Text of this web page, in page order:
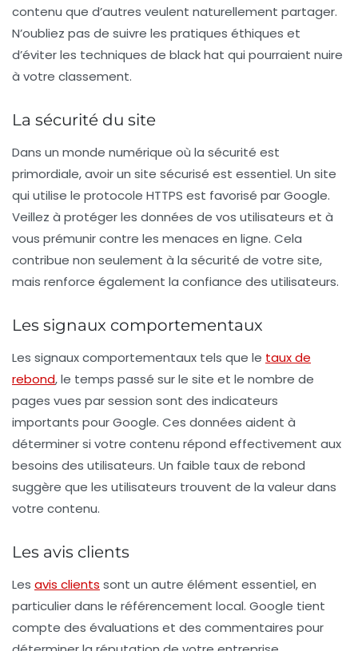
contenu que d’autres veulent naturellement partager.
N’oubliez pas de suivre les pratiques éthiques et
d’éviter les techniques de black hat qui pourraient nuire
à votre classement.
La sécurité du site
Dans un monde numérique où la sécurité est
primordiale, avoir un site sécurisé est essentiel. Un site
qui utilise le protocole HTTPS est favorisé par Google.
Veillez à protéger les données de vos utilisateurs et à
vous prémunir contre les menaces en ligne. Cela
contribue non seulement à la sécurité de votre site,
mais renforce également la confiance des utilisateurs.
Les signaux comportementaux
Les signaux comportementaux tels que le taux de
rebond, le temps passé sur le site et le nombre de
pages vues par session sont des indicateurs
importants pour Google. Ces données aident à
déterminer si votre contenu répond effectivement aux
besoins des utilisateurs. Un faible taux de rebond
suggère que les utilisateurs trouvent de la valeur dans
votre contenu.
Les avis clients
Les avis clients sont un autre élément essentiel, en
particulier dans le référencement local. Google tient
compte des évaluations et des commentaires pour